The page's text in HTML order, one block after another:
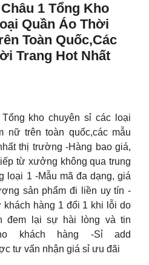
1 Tổng Kho
Quần Áo Thời
Toàn Quốc,các
Trang Hot Nhất
Tổng kho chuyên sỉ các loại
nữ trên toàn quốc,các mẫu
thị trường -Hàng bao giá,
từ xưởng không qua trung
loại 1 -Mẫu mã đa dạng, giá
sản phẩm đi liền uy tín -
khách hàng 1 đổi 1 khi lỗi do
đem lại sự hài lòng và tin
khách hàng -Sỉ add
tư vấn nhận giá sỉ ưu đãi